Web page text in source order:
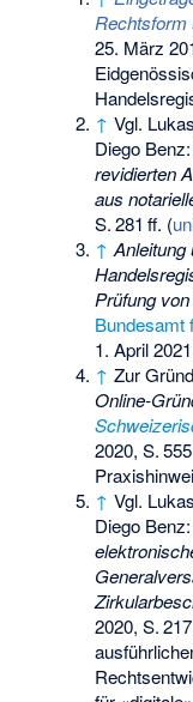
Rechtsform
25. März
↑ Vgl.
Diego
revidierten
aus
S.281 ff. (
↑ Anleitung
Prüfung
Bundesamt
1. April
↑ Zur
Online-
2020,S.555
↑ Vgl.
Diego
2020,S.217